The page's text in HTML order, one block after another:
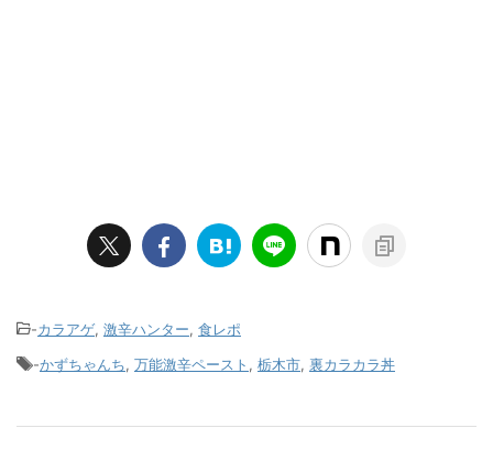
-カラアゲ, 激辛ハンター, 食レポ
-かずちゃんち, 万能激辛ペースト , 栃木市, 裏カラカラ丼